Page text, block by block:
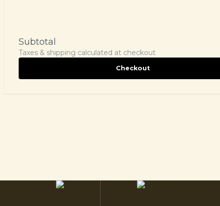
Subtotal
Taxes & shipping calculated at checkout
Checkout